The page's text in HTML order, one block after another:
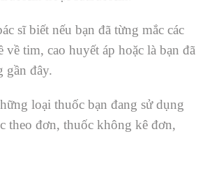
sĩ biết nếu bạn đã từng mắc các
về tim, cao huyết áp hoặc là bạn đã
gần đây.
loại thuốc bạn đang sử dụng
theo đơn, thuốc không kê đơn,